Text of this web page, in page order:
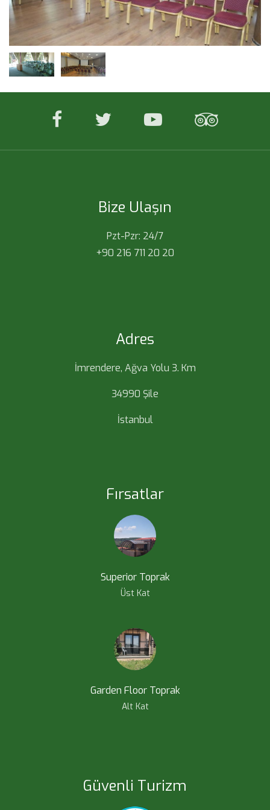
facebooktwitter youtube
Bize Ulaşın
Pzt-Pzr: 24/7
+90 216 711 20 20
Adres
İmrendere, Ağva Yolu 3. Km
34990 Şile
İstanbul
Fırsatlar
Superior Toprak
Üst Kat
Garden Floor Toprak
Alt Kat
Güvenli Turizm